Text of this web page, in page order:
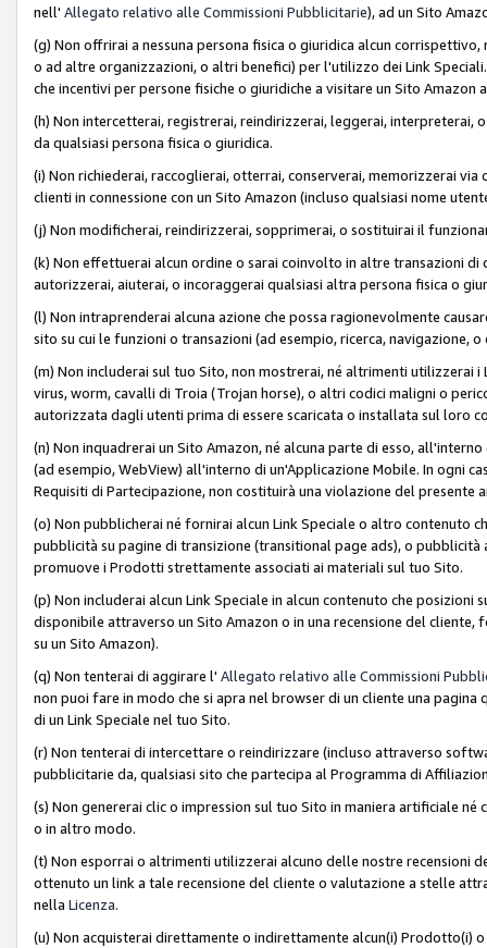
nell' Allegato relativo alle Commissioni Pubblicitarie), ad un Sito
(g) Non offrirai a nessuna persona fisica o giuridica alcun
o ad altre organizzazioni, o altri benefici) per l'utilizzo dei Link
che incentivi per persone fisiche o giuridiche a visitare un Sito
(h) Non intercetterai, registrerai, reindirizzerai, leggerai,
da qualsiasi persona fisica o giuridica.
(i) Non richiederai, raccoglierai, otterrai, conserverai, memorizzerai
clienti in connessione con un Sito Amazon (incluso qualsiasi nome
(j) Non modificherai, reindirizzerai, sopprimerai, o sostituirai il
(k) Non effettuerai alcun ordine o sarai coinvolto in altre transazioni
autorizzerai, aiuterai, o incoraggerai qualsiasi altra persona fisica o
(l) Non intraprenderai alcuna azione che possa ragionevolmente
sito su cui le funzioni o transazioni (ad esempio, ricerca, navigazione,
(m) Non includerai sul tuo Sito, non mostrerai, né altrimenti utilizzerai
virus, worm, cavalli di Troia (Trojan horse), o altri codici maligni o
autorizzata dagli utenti prima di essere scaricata o installata sul loro
(n) Non inquadrerai un Sito Amazon, né alcuna parte di esso,
(ad esempio, WebView) all'interno di un'Applicazione Mobile. In ogni
Requisiti di Partecipazione, non costituirà una violazione del presente
(o) Non pubblicherai né fornirai alcun Link Speciale o altro contenuto
pubblicità su pagine di transizione (transitional page ads), o
promuove i Prodotti strettamente associati ai materiali sul tuo Sito.
(p) Non includerai alcun Link Speciale in alcun contenuto che
disponibile attraverso un Sito Amazon o in una recensione del
su un Sito Amazon).
(q) Non tenterai di aggirare l' Allegato relativo alle Commissioni
non puoi fare in modo che si apra nel browser di un cliente una
di un Link Speciale nel tuo Sito.
(r) Non tenterai di intercettare o reindirizzare (incluso attraverso
pubblicitarie da, qualsiasi sito che partecipa al Programma di
(s) Non genererai clic o impression sul tuo Sito in maniera artificiale
o in altro modo.
(t) Non esporrai o altrimenti utilizzerai alcuno delle nostre recensioni
ottenuto un link a tale recensione del cliente o valutazione a stelle
nella Licenza.
(u) Non acquisterai direttamente o indirettamente alcun(i) Prodotto(i)